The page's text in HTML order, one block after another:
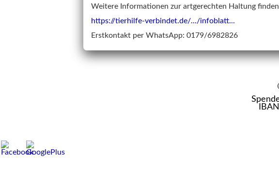
Weitere Informationen zur artgerechten Haltung finden
https://tierhilfe-verbindet.de/.../infoblatt...
Erstkontakt per WhatsApp: 0179/6982826